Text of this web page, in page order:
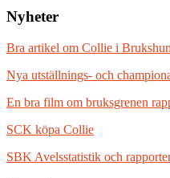
Nyheter
Bra artikel om Collie i
Nya utställnings- och
En bra film om bruksgrenen
SCK köpa Collie
SBK Avelsstatistik och